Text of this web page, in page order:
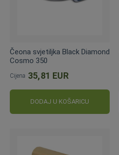
Čeona svjetiljka Black Diamond
Cosmo 350
Cijena 35,81 EUR
DODAJ U KOŠARICU